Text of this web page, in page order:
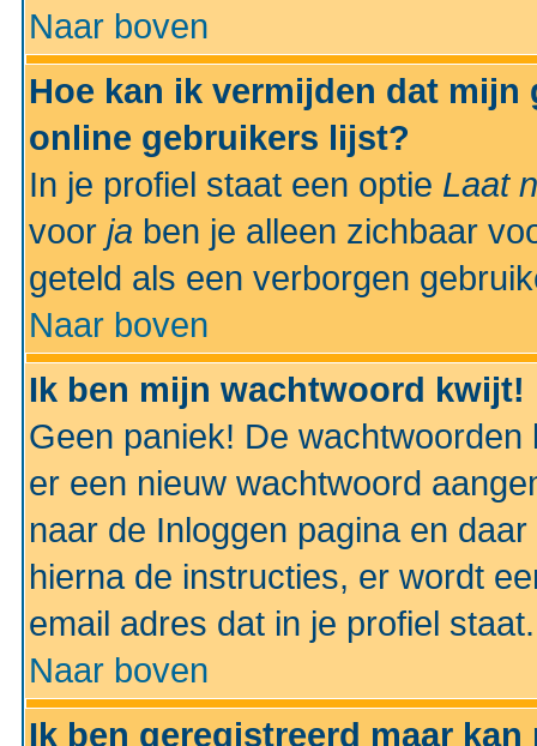
Naar boven
Hoe kan ik vermijden dat
online gebruikers lijst?
In je profiel staat een optie Laat
voor ja ben je alleen zichbaar
geteld als een verborgen
Naar boven
Ik ben mijn wachtwoord kwijt!
Geen paniek! De
er een nieuw wachtwoord
naar de Inloggen pagina en
hierna de instructies, er wordt
email adres dat in je profiel staat.
Naar boven
Ik ben geregistreerd maar